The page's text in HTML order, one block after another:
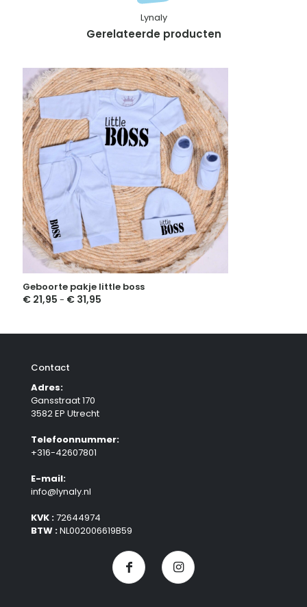
Gerelateerde producten
Lynaly
Geboorte pakje little boss
€ 21,95 - € 31,95
€ 31,95
Contact
Adres:
Gansstraat 170
3582 EP Utrecht
Telefoonnummer:
+316-42607801
E-mail:
info@lynaly.nl
KVK :72644974
BTW :NL002006619B59